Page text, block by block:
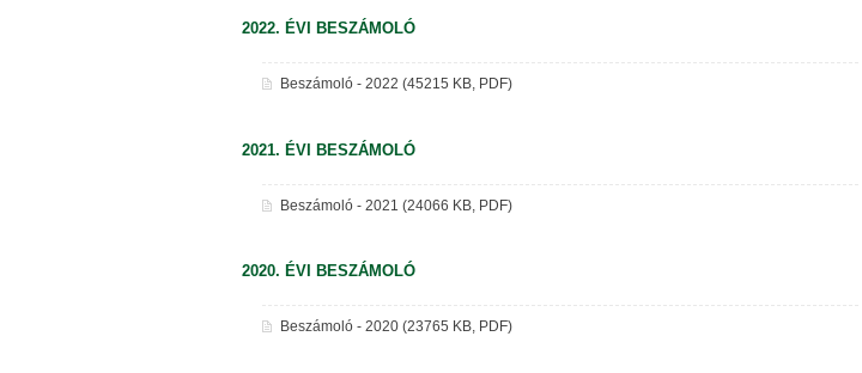
2022. ÉVI BESZÁMOLÓ
Beszámoló - 2022 (45215 KB, PDF)
2021. ÉVI BESZÁMOLÓ
Beszámoló - 2021 (24066 KB, PDF)
2020. ÉVI BESZÁMOLÓ
Beszámoló - 2020 (23765 KB, PDF)